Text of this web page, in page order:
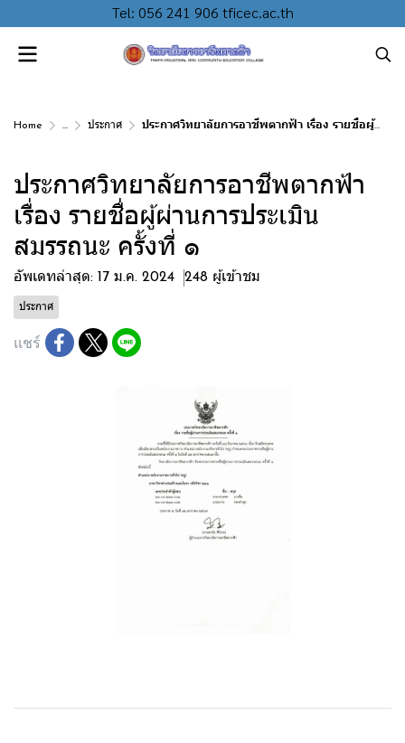
Tel: 056 241 906 tficec.ac.th
Home ... ประกาศ ประกาศวิทยาลัยการอาชีพตากฟ้า เรื่อง รายชื่อผู้ผ่านการประเมินสมรรถนะ ครั้งที่ ๑
ประกาศวิทยาลัยการอาชีพตากฟ้า
เรื่อง รายชื่อผู้ผ่านการประเมิน
สมรรถนะ ครั้งที่ ๑
อัพเดทล่าสุด: 17 ม.ค. 2024 248 ผู้เข้าชม
ประกาศ
แชร์